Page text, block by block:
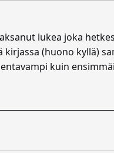
lukea joka
(huono kyllä)
kuin